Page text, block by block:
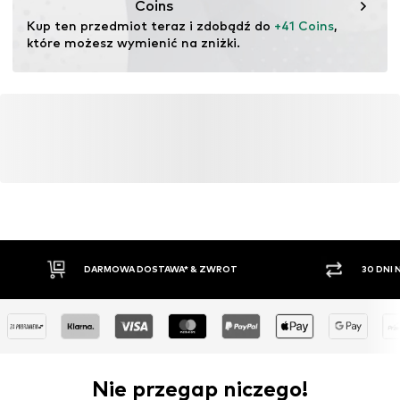
Nr artykułu NAK2024004000001
Coins
Kup ten przedmiot teraz i zdobądź do +41 Coins,
które możesz wymienić na zniżki.
DARMOWA DOSTAWA* & ZWROT 30 DNI
Nie przegap niczego!